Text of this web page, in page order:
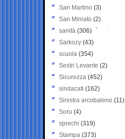
San Martino (3)
San Miniato (2)
sanità (306)
Sarkozy (43)
scuola (354)
Sestri Levante (2)
Sicurezza (452)
sindacati (162)
Sinistra arcobaleno (11)
Soru (4)
sprechi (319)
Stampa (373)